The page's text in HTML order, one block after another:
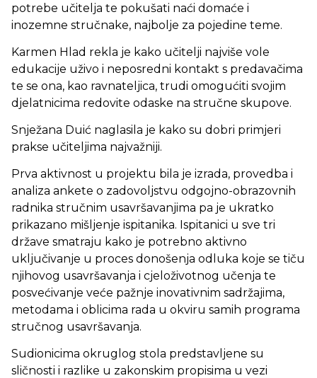
potrebe učitelja te pokušati naći domaće i
inozemne stručnake, najbolje za pojedine teme.
Karmen Hlad rekla je kako učitelji najviše vole
edukacije uživo i neposredni kontakt s predavačima
te se ona, kao ravnateljica, trudi omogućiti svojim
djelatnicima redovite odaske na stručne skupove.
Snježana Duić naglasila je kako su dobri primjeri
prakse učiteljima najvažniji.
Prva aktivnost u projektu bila je izrada, provedba i
analiza ankete o zadovoljstvu odgojno-obrazovnih
radnika stručnim usavršavanjima pa je ukratko
prikazano mišljenje ispitanika. Ispitanici u sve tri
države smatraju kako je potrebno aktivno
uključivanje u proces donošenja odluka koje se tiču
njihovog usavršavanja i cjeloživotnog učenja te
posvećivanje veće pažnje inovativnim sadržajima,
metodama i oblicima rada u okviru samih programa
stručnog usavršavanja.
Sudionicima okruglog stola predstavljene su
sličnosti i razlike u zakonskim propisima u vezi